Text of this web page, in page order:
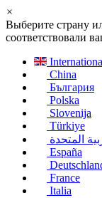
×
Выберите страну
соответствовали
China
България
Polska
Slovenija
Türkiye
المتحدة
España
France
Italia